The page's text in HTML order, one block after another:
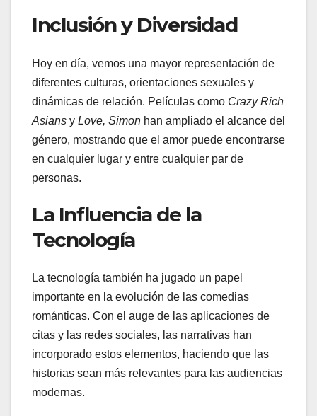
Inclusión y Diversidad
Hoy en día, vemos una mayor representación de
diferentes culturas, orientaciones sexuales y
dinámicas de relación. Películas como Crazy Rich
Asians y Love, Simon han ampliado el alcance del
género, mostrando que el amor puede encontrarse
en cualquier lugar y entre cualquier par de
personas.
La Influencia de la
Tecnología
La tecnología también ha jugado un papel
importante en la evolución de las comedias
románticas. Con el auge de las aplicaciones de
citas y las redes sociales, las narrativas han
incorporado estos elementos, haciendo que las
historias sean más relevantes para las audiencias
modernas.